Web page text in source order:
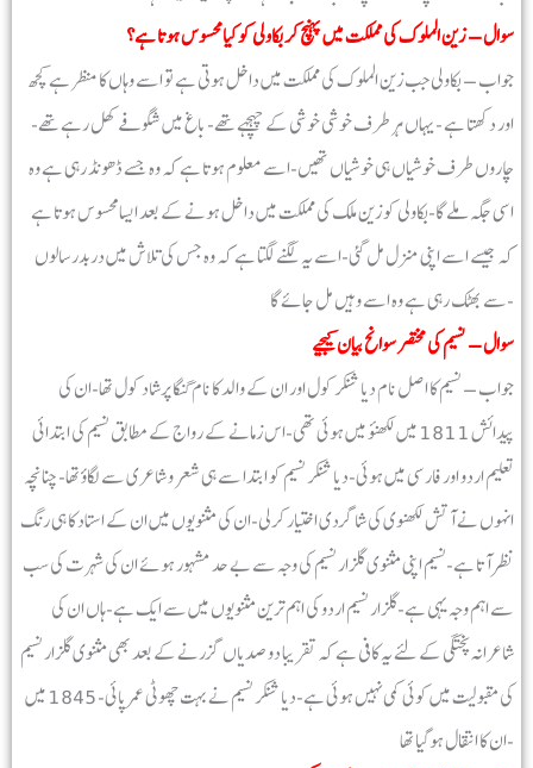
سوال – زین الملوک کی مملکت میں پہنچ کر بکاولی کو کیا محسوس ہوتا ہے؟
جواب – بکاولی جب زین الملوک کی مملکت میں داخل ہوتی ہے تو اسے وہاں کا منظر ہے کچھ
اور دکھتا ہے -یہاں ہر طرف خوشی خوشی کے چہچہے تھے- باغ میں شگوفے کھل رہے تھے-
چاروں طرف خوشیاں ہی خوشیاں تھیں-اسے معلوم ہوتا ہے کہ وہ جسے ڈھونڈ رہی ہے وہ
اسی جگہ ملے گا-بکاولی کو زین ملک کی مملکت میں داخل ہونے کے بعد ایسا محسوس ہوتا ہے
کہ جیسے اسے اپنی منزل مل گئی-اسے یہ لگنے لگتا ہے کہ وہ جس کی تلاش میں دربدر سالوں
سے بھٹک رہی ہے وہ اسے وہیں مل جائے گا-
سوال – نسیم کی مختصر سوانح بیان کیجیے
جواب – نسیم کا اصل نام دیا شنکر کول اور ان کے والد کا نام گنگا پرشاد کول تھا-ان کی
پیدائش 1811 میں لکھنؤ میں ہوئی تھی-اس زمانے کے رواج کے مطابق نسیم کی ابتدائی
تعلیم اردو اور فارسی میں ہوئی-دیا شنکر نسیم کو ابتدا سے ہی شعر و شاعری سے لگاؤ تھا-چنانچہ
انہوں نے آتش لکھنوی کی شاگردی اختیار کرلی-ان کی مثنویوں میں ان کے استاد کا ہی رنگ
نظر آتا ہے-نسیم اپنی مثنوی گلزار نسیم کی وجہ سے بے حد مشہور ہوئے ان کی شہرت کی سب
سے اہم وجہ یہی ہے-گلزار نسیم اردو کی اہم ترین مثنویوں میں سے ایک ہے-ہاں ان کی
شاعرانہ پختگی کے لئے یہ کافی ہے کہ تقریبا دو صدیاں گزرنے کے بعد بھی مثنوی گلزار نسیم
کی مقبولیت میں کوئی کمی نہیں ہوئی ہے-دیا شنکر نسیم نے بہت چھوٹی عمر پائی- 1845 میں
ان کا انتقال ہوگیا تھا-